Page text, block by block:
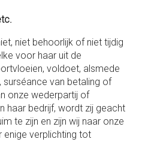
niet behoorlijk of niet tijdig
voor haar uit de
voldoet, alsmede
surséance van betaling of
onze wederpartij of
haar bedrijf, wordt zij geacht
te zijn en zijn wij naar onze
enige verplichting tot